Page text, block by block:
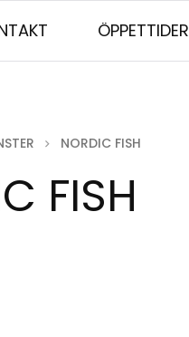
ÖPPETTIDER
NORDIC FISH
FISH